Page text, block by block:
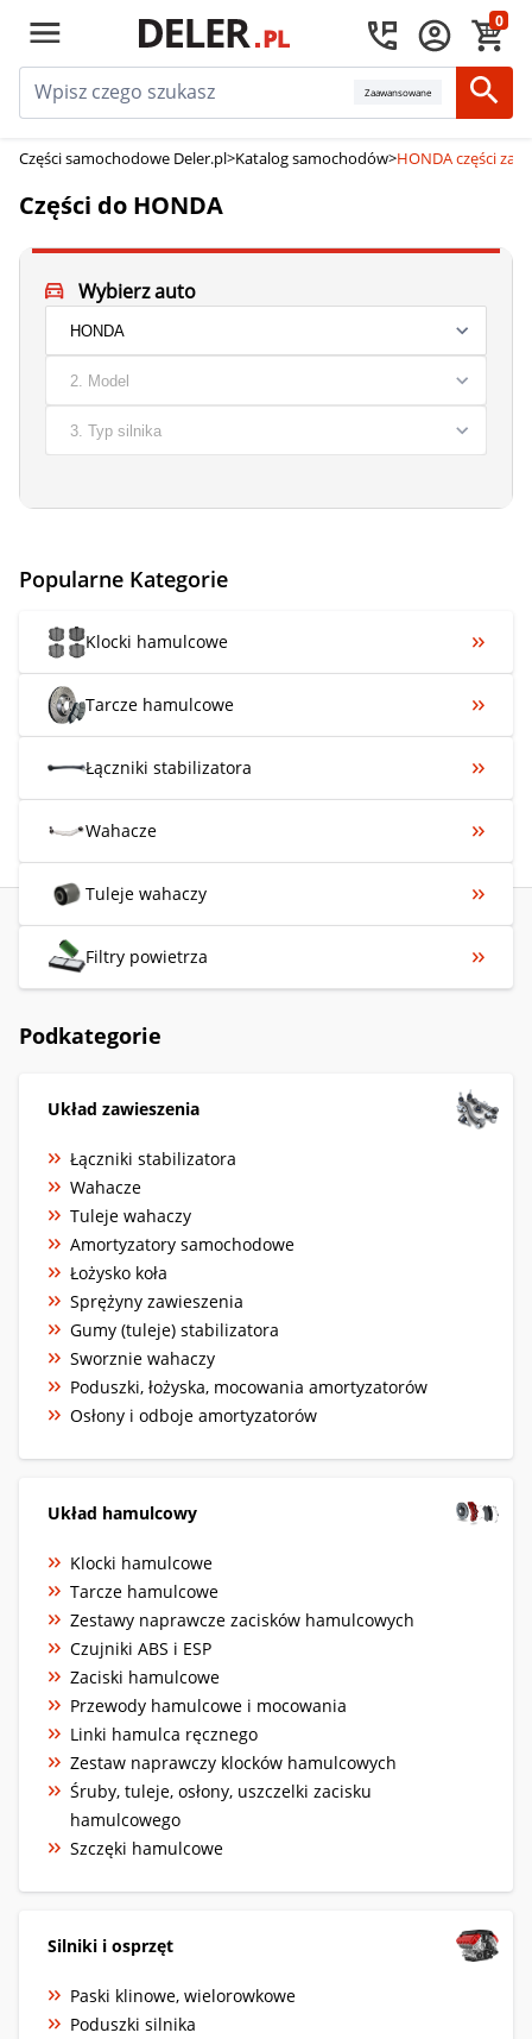
0
Zaawansowane
Części samochodowe Deler.pl>Katalog samochodów>HONDA części
Części do HONDA
Wybierz auto
Popularne Kategorie
Klocki hamulcowe
Tarcze hamulcowe
Łączniki stabilizatora
Wahacze
Tuleje wahaczy
Filtry powietrza
Podkategorie
Układ zawieszenia
Łączniki stabilizatora
Wahacze
Tuleje wahaczy
Amortyzatory samochodowe
Łożysko koła
Sprężyny zawieszenia
Gumy (tuleje) stabilizatora
Sworznie wahaczy
Poduszki, łożyska, mocowania amortyzatorów
Osłony i odboje amortyzatorów
Układ hamulcowy
Klocki hamulcowe
Tarcze hamulcowe
Zestawy naprawcze zacisków hamulcowych
Czujniki ABS i ESP
Zaciski hamulcowe
Przewody hamulcowe i mocowania
Linki hamulca ręcznego
Zestaw naprawczy klocków hamulcowych
Śruby, tuleje, osłony, uszczelki zacisku
hamulcowego
Szczęki hamulcowe
Silniki i osprzęt
Paski klinowe, wielorowkowe
Poduszki silnika